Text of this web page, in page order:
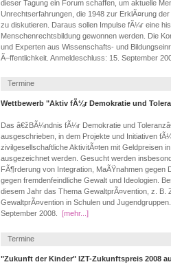
dieser Tagung ein Forum schaffen, um aktuelle
Unrechtserfahrungen, die 1948 zur ErklÃ¤rung
zu diskutieren. Daraus sollen Impulse fÃ¼r eine
Menschenrechtsbildung gewonnen werden. Die
und Experten aus Wissenschafts- und
Ã–ffentlichkeit. Anmeldeschluss: 15. September
Termine
Wettbewerb "Aktiv fÃ¼r Demokratie und
Das â€žBÃ¼ndnis fÃ¼r Demokratie und
ausgeschrieben, in dem Projekte und Initiativen
zivilgesellschaftliche AktivitÃ¤ten mit Geldpreisen
ausgezeichnet werden. Gesucht werden
FÃ¶rderung von Integration, MaÃŸnahmen gegen
gegen fremdenfeindliche Gewalt und Ideologien.
diesem Jahr das Thema GewaltprÃ¤vention, z. B.
GewaltprÃ¤vention in Schulen und
September 2008.
[mehr...]
Termine
"Zukunft der Kinder" IZT-Zukunftspreis 2008